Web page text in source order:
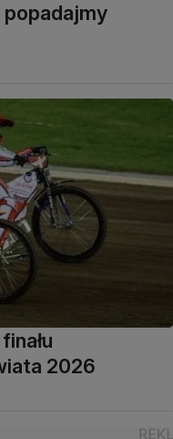
popadajmy
2026